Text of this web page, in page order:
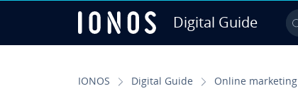
Digital Guide
IONOS Digital Guide Online marketing